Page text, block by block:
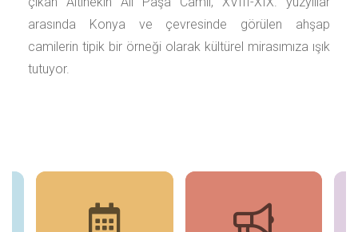
arasında Konya ve çevresinde görülen ahşap
camilerin tipik bir örneği olarak kültürel mirasımıza ışık
tutuyor.